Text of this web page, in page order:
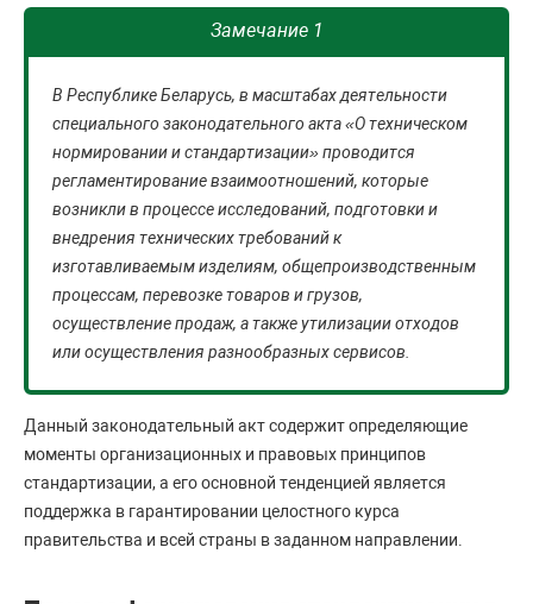
Замечание 1
В Республике Беларусь, в масштабах деятельности
специального законодательного акта «О техническом
нормировании и стандартизации» проводится
регламентирование взаимоотношений, которые
возникли в процессе исследований, подготовки и
внедрения технических требований к
изготавливаемым изделиям, общепроизводственным
процессам, перевозке товаров и грузов,
осуществление продаж, а также утилизации отходов
или осуществления разнообразных сервисов.
Данный законодательный акт содержит определяющие
моменты организационных и правовых принципов
стандартизации, а его основной тенденцией является
поддержка в гарантировании целостного курса
правительства и всей страны в заданном направлении.